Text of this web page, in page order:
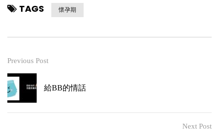
TAGS 懷孕期
Previous Post
給BB的情話
Next Post